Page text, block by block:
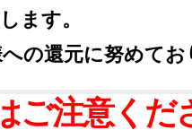
ます。
の還元に努めてお
ご注意くだ